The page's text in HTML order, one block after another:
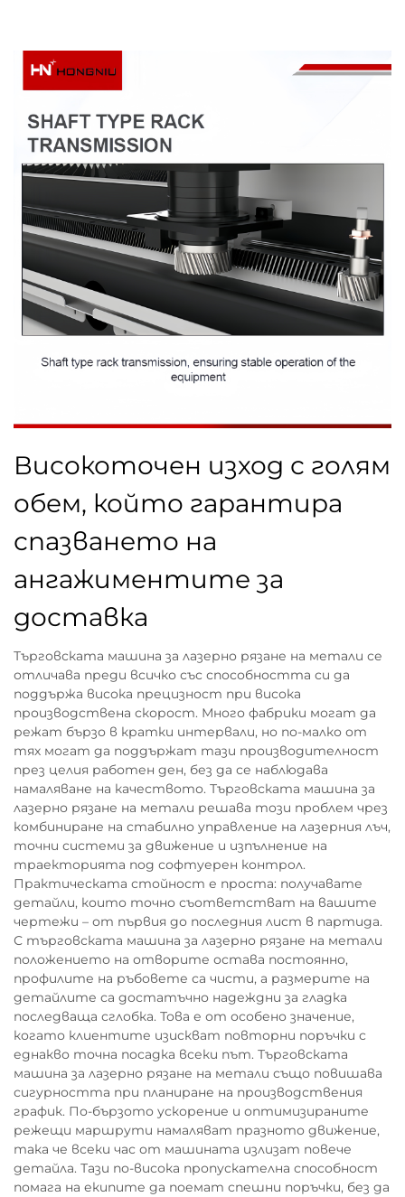
Високоточен изход с голям
обем, който гарантира
спазването на
ангажиментите за
доставка
Търговската машина за лазерно рязане на метали се
отличава преди всичко със способността си да
поддържа висока прецизност при висока
производствена скорост. Много фабрики могат да
режат бързо в кратки интервали, но по-малко от
тях могат да поддържат тази производителност
през целия работен ден, без да се наблюдава
намаляване на качеството. Търговската машина за
лазерно рязане на метали решава този проблем чрез
комбиниране на стабилно управление на лазерния лъч,
точни системи за движение и изпълнение на
траекторията под софтуерен контрол.
Практическата стойност е проста: получавате
детайли, които точно съответстват на вашите
чертежи – от първия до последния лист в партида.
С търговската машина за лазерно рязане на метали
положението на отворите остава постоянно,
профилите на ръбовете са чисти, а размерите на
детайлите са достатъчно надеждни за гладка
последваща сглобка. Това е от особено значение,
когато клиентите изискват повторни поръчки с
еднакво точна посадка всеки път. Търговската
машина за лазерно рязане на метали също повишава
сигурността при планиране на производствения
график. По-бързото ускорение и оптимизираните
режещи маршрути намаляват празното движение,
така че всеки час от машината излизат повече
детайла. Тази по-висока пропускателна способност
помага на екипите да поемат спешни поръчки, без да